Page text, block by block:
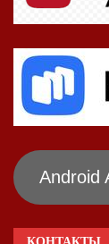
Android